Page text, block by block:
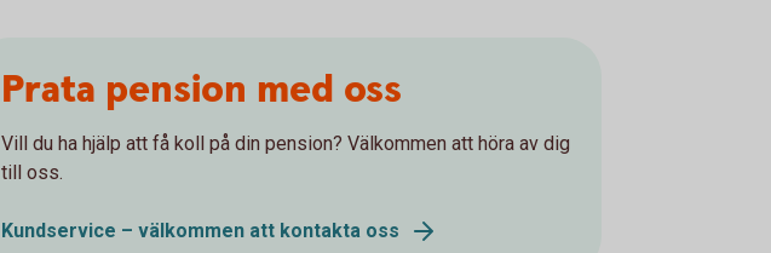
Prata pension med oss
Vill du ha hjälp att få koll på din pension? Välkommen att höra av dig
till oss.
Kundservice – välkommen att kontakta oss